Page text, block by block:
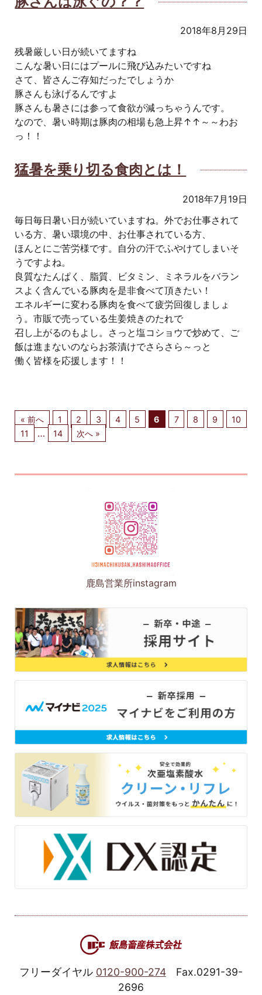
2018年8月29日
残暑厳しい日が続いてますね
こんな暑い日にはプールに飛び込みたいですね
さて、皆さんご存知だったでしょうか
豚さんも泳げるんですよ
豚さんも暑さには参って食欲が減っちゃうんです。
なので、暑い時期は豚肉の相場も急上昇↑↑～～わお
っ！！
猛暑を乗り切る食肉とは！
2018年7月19日
毎日毎日暑い日が続いていますね。外でお仕事されて
いる方、暑い環境の中、お仕事されている方、
ほんとにご苦労様です。自分の汗でふやけてしまいそ
うですよね。
良質なたんぱく、脂質、ビタミン、ミネラルをバラン
スよく含んでいる豚肉を是非食べて頂きたい！
エネルギーに変わる豚肉を食べて疲労回復しましょ
う。市販で売っている生姜焼きのたれで
召し上がるのもよし。さっと塩コショウで炒めて、ご
飯は進まないのならお茶漬けでさらさら～っと
働く皆様を応援します！！
« 前へ 1 2 3 4 5 6 7 8 9
10
11
… 14 次へ »
鹿島営業所instagram
フリーダイヤル 0120-900-274
Fax.0291-39-
2696